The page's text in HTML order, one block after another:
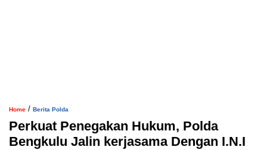
Home / Berita Polda
Perkuat Penegakan Hukum, Polda
Bengkulu Jalin kerjasama Dengan I.N.I